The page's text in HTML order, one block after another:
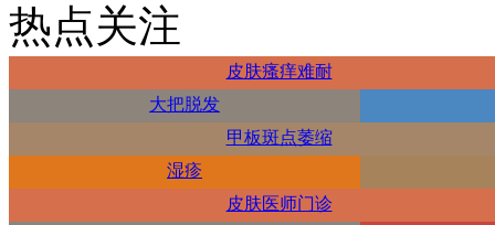
热点关注
皮肤瘙痒难耐
大把脱发
甲板斑点萎缩
湿疹
皮肤医师门诊